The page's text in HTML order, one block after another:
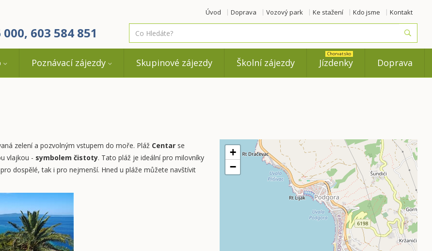
Úvod Doprava Vozový park Ke stažení Kdo jsme Kontakt
603 584 851
hledáte
Poznávací zájezdy Skupinové zájezdy Školní zájezdy Jízdenky
Chorvatsko
Doprava
zelení a pozvolným vstupem do moře. Pláž Centar se
vlajkou - symbolem čistoty. Tato pláž je ideální pro milovníky
dospělé, tak i pro nejmenší. Hned u pláže můžete navštívit
+
−